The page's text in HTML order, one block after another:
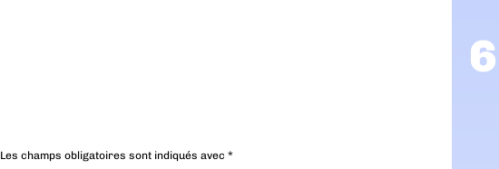
Les champs obligatoires sont indiqués avec *